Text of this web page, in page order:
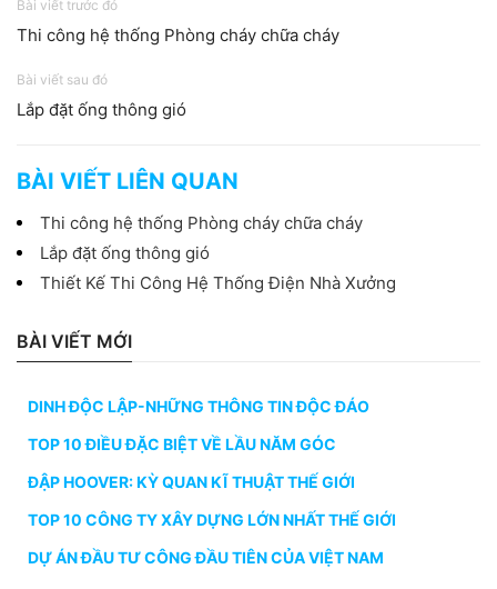
Bài viết trước đó
Thi công hệ thống Phòng cháy chữa cháy
Bài viết sau đó
Lắp đặt ống thông gió
BÀI VIẾT LIÊN QUAN
Thi công hệ thống Phòng cháy chữa cháy
Lắp đặt ống thông gió
Thiết Kế Thi Công Hệ Thống Điện Nhà Xưởng
BÀI VIẾT MỚI
DINH ĐỘC LẬP-NHỮNG THÔNG TIN ĐỘC ĐÁO
TOP 10 ĐIỀU ĐẶC BIỆT VỀ LẦU NĂM GÓC
ĐẬP HOOVER: KỲ QUAN KĨ THUẬT THẾ GIỚI
TOP 10 CÔNG TY XÂY DỰNG LỚN NHẤT THẾ GIỚI
DỰ ÁN ĐẦU TƯ CÔNG ĐẦU TIÊN CỦA VIỆT NAM